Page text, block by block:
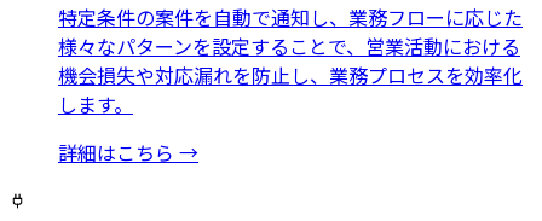
特定条件の案件を自動で通知し、業務フローに応じた
様々なパターンを設定することで、営業活動における
機会損失や対応漏れを防止し、業務プロセスを効率化
します。
詳細はこちら →